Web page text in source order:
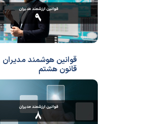
قوانین هوشمند مدیران
قانون هشتم